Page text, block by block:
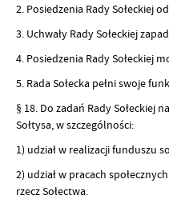
2. Posiedzenia Rady Sołeckiej
3. Uchwały Rady Sołeckiej
4. Posiedzenia Rady Sołeckiej
5. Rada Sołecka pełni swoje
§ 18. Do zadań Rady Sołeckiej
Sołtysa, w szczególności:
1) udział w realizacji funduszu
2) udział w pracach
rzecz Sołectwa.